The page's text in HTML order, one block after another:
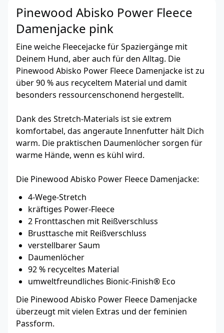
Pinewood Abisko Power Fleece
Damenjacke pink
Eine weiche Fleecejacke für Spaziergänge mit
Deinem Hund, aber auch für den Alltag. Die
Pinewood Abisko Power Fleece Damenjacke ist zu
über 90 % aus recyceltem Material und damit
besonders ressourcenschonend hergestellt.
Dank des Stretch-Materials ist sie extrem
komfortabel, das angeraute Innenfutter hält Dich
warm. Die praktischen Daumenlöcher sorgen für
warme Hände, wenn es kühl wird.
Die Pinewood Abisko Power Fleece Damenjacke:
4-Wege-Stretch
kräftiges Power-Fleece
2 Fronttaschen mit Reißverschluss
Brusttasche mit Reißverschluss
verstellbarer Saum
Daumenlöcher
92 % recyceltes Material
umweltfreundliches Bionic-Finish® Eco
Die Pinewood Abisko Power Fleece Damenjacke
überzeugt mit vielen Extras und der feminien
Passform.